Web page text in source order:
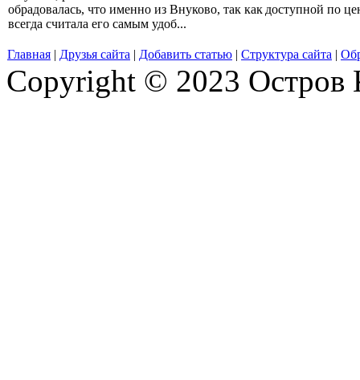
обрадовалась, что именно из Внуково, так как
всегда считала его самым удоб...
доступной по
Главная | Друзья сайта | Добавить статью | Структура сайта |
Copyright © 2023 Остров